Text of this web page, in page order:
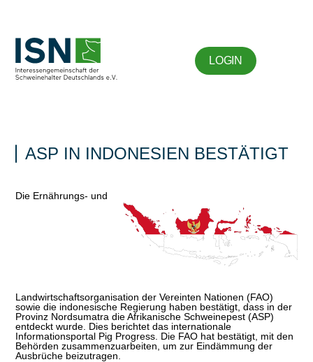
LOGIN
ASP IN INDONESIEN BESTÄTIGT
Die Ernährungs- und
Landwirtschaftsorganisation der Vereinten Nationen (FAO)
sowie die indonesische Regierung haben bestätigt, dass in der
Provinz Nordsumatra die Afrikanische Schweinepest (ASP)
entdeckt wurde. Dies berichtet das internationale
Informationsportal Pig Progress. Die FAO hat bestätigt, mit den
Behörden zusammenzuarbeiten, um zur Eindämmung der
Ausbrüche beizutragen